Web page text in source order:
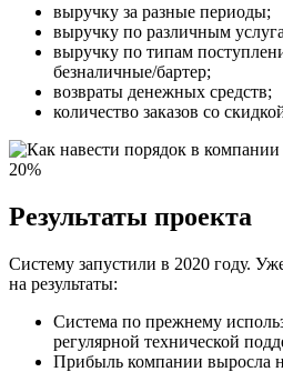
выручку за разные периоды;
выручку по различным
выручку по типам
безналичные/бартер;
возвраты денежных средств;
количество заказов со
Результаты проекта
Систему запустили в 2020 году.
на результаты:
Система по прежнему
регулярной технической
Прибыль компании выросла